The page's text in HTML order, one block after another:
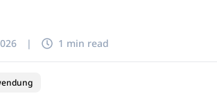
| 1 min read